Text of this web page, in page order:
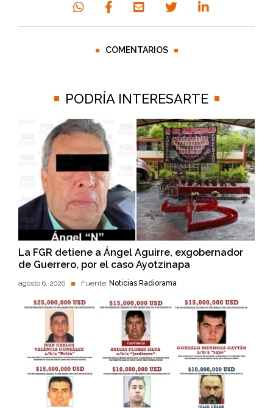
COMENTARIOS
PODRÍA INTERESARTE
La FGR detiene a Ángel Aguirre, exgobernador
de Guerrero, por el caso Ayotzinapa
agosto 6, 2026 Fuente: Noticias Radiorama